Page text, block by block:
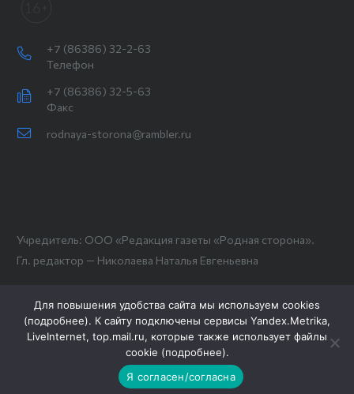
+7 (86386) 32-2-63
Телефон
+7 (86386) 32-5-63
Факс
rodnaya-storona@rambler.ru
Учредитель: ООО «Редакция газеты «Родная сторона».
Гл. редактор — Николаева Наталья Евгеньевна
Для повышения удобства сайта мы используем cookies
(подробнее). К сайту подключены сервисы Yandex.Metrika,
LiveInternet, top.mail.ru, которые также использует файлы
cookie (подробнее).
Я согласен/согласна